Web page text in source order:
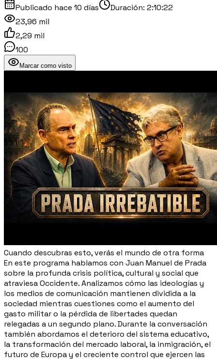
Publicado hace 10 días Duración: 2:10:22
23,96 mil
2,29 mil
100
Marcar como visto
Cuando descubras esto, verás el mundo de otra forma
En este programa hablamos con Juan Manuel de Prada
sobre la profunda crisis política, cultural y social que
atraviesa Occidente. Analizamos cómo las ideologías y
los medios de comunicación mantienen dividida a la
sociedad mientras cuestiones como el aumento del
gasto militar o la pérdida de libertades quedan
relegadas a un segundo plano. Durante la conversación
también abordamos el deterioro del sistema educativo,
la transformación del mercado laboral, la inmigración, el
futuro de Europa y el creciente control que ejercen las